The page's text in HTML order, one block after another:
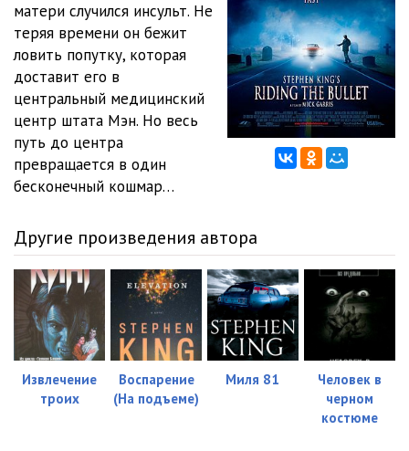
матери случился инсульт. Не
теряя времени он бежит
ловить попутку, которая
доставит его в
центральный медицинский
центр штата Мэн. Но весь
путь до центра
превращается в один
бесконечный кошмар…
Другие произведения автора
Извлечение
троих
Воспарение
(На подъеме)
Миля 81
Человек в
черном
костюме